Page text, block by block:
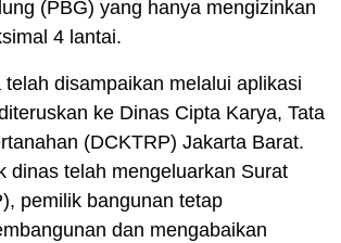
(PBG) yang hanya mengizinkan
4 lantai.
telah disampaikan melalui aplikasi
ke Dinas Cipta Karya, Tata
(DCKTRP) Jakarta Barat.
dinas telah mengeluarkan Surat
pemilik bangunan tetap
dan mengabaikan